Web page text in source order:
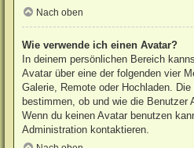
Nach oben
Wie verwende ich einen Avatar?
In deinem persönlichen Bereich
Avatar über eine der folgenden vier
Galerie, Remote oder Hochladen.
bestimmen, ob und wie die Benutzer
Wenn du keinen Avatar benutzen
Administration kontaktieren.